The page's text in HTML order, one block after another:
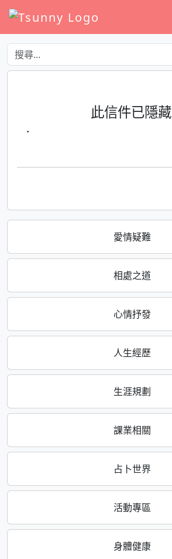
愛情疑難
相處之道
心情抒發
人生經歷
生涯規劃
課業相關
占卜世界
活動專區
身體健康
此信件已隱藏
·